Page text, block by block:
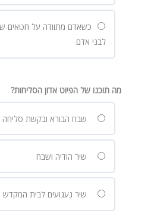
כשאדם מתוודה על חטאים
לבני אדם
מה תוכנו של הפיוט אדון הסליחות?
שבח הבורא ובקשת סליחה
שיר הודיה ושבח
שיר געגועים לבית המקדש